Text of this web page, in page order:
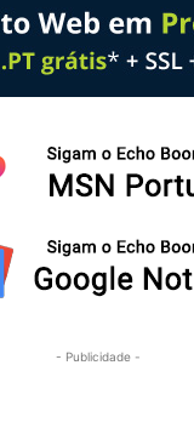
- Publicidade -